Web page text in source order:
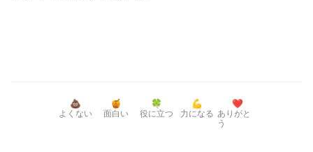
💩
よくない
🍯
面白い
🍀
役に立つ
💪
力になる
❤️
ありがと
う